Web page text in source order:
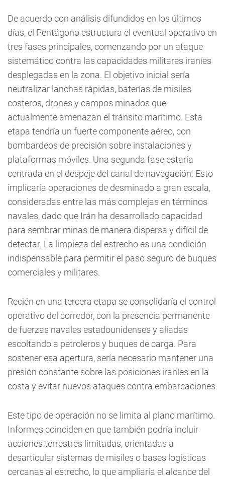
De acuerdo con análisis difundidos en los últimos
días, el Pentágono estructura el eventual operativo en
tres fases principales, comenzando por un ataque
sistemático contra las capacidades militares iraníes
desplegadas en la zona. El objetivo inicial sería
neutralizar lanchas rápidas, baterías de misiles
costeros, drones y campos minados que
actualmente amenazan el tránsito marítimo. Esta
etapa tendría un fuerte componente aéreo, con
bombardeos de precisión sobre instalaciones y
plataformas móviles. Una segunda fase estaría
centrada en el despeje del canal de navegación. Esto
implicaría operaciones de desminado a gran escala,
consideradas entre las más complejas en términos
navales, dado que Irán ha desarrollado capacidad
para sembrar minas de manera dispersa y difícil de
detectar. La limpieza del estrecho es una condición
indispensable para permitir el paso seguro de buques
comerciales y militares.
Recién en una tercera etapa se consolidaría el control
operativo del corredor, con la presencia permanente
de fuerzas navales estadounidenses y aliadas
escoltando a petroleros y buques de carga. Para
sostener esa apertura, sería necesario mantener una
presión constante sobre las posiciones iraníes en la
costa y evitar nuevos ataques contra embarcaciones.
Este tipo de operación no se limita al plano marítimo.
Informes coinciden en que también podría incluir
acciones terrestres limitadas, orientadas a
desarticular sistemas de misiles o bases logísticas
cercanas al estrecho, lo que ampliaría el alcance del